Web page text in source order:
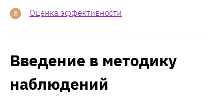
Оценка эффективности
Введение в методику
наблюдений